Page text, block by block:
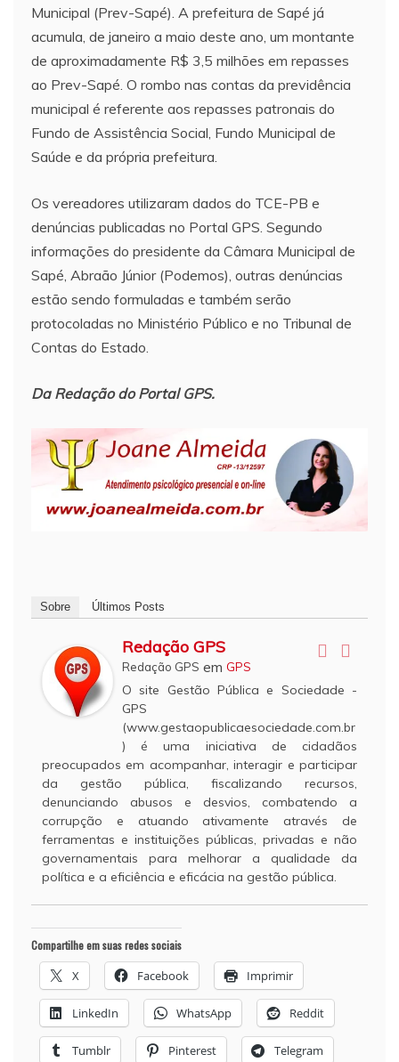
Municipal (Prev-Sapé). A prefeitura de Sapé já
acumula, de janeiro a maio deste ano, um montante
de aproximadamente R$ 3,5 milhões em repasses
ao Prev-Sapé. O rombo nas contas da previdência
municipal é referente aos repasses patronais do
Fundo de Assistência Social, Fundo Municipal de
Saúde e da própria prefeitura.
Os vereadores utilizaram dados do TCE-PB e
denúncias publicadas no Portal GPS. Segundo
informações do presidente da Câmara Municipal de
Sapé, Abraão Júnior (Podemos), outras denúncias
estão sendo formuladas e também serão
protocoladas no Ministério Público e no Tribunal de
Contas do Estado.
Da Redação do Portal GPS.
Sobre Últimos Posts
Redação GPS
Redação GPS em GPS
O site Gestão Pública e Sociedade -
GPS
(www.gestaopublicaesociedade.com.br
) é uma iniciativa de cidadãos
preocupados em acompanhar, interagir e participar
da gestão pública, fiscalizando recursos,
denunciando abusos e desvios, combatendo a
corrupção e atuando ativamente através de
ferramentas e instituições públicas, privadas e não
governamentais para melhorar a qualidade da
política e a eficiência e eficácia na gestão pública.
Compartilhe em suas redes sociais
X Facebook Imprimir
LinkedIn WhatsApp Reddit
Tumblr Pinterest Telegram